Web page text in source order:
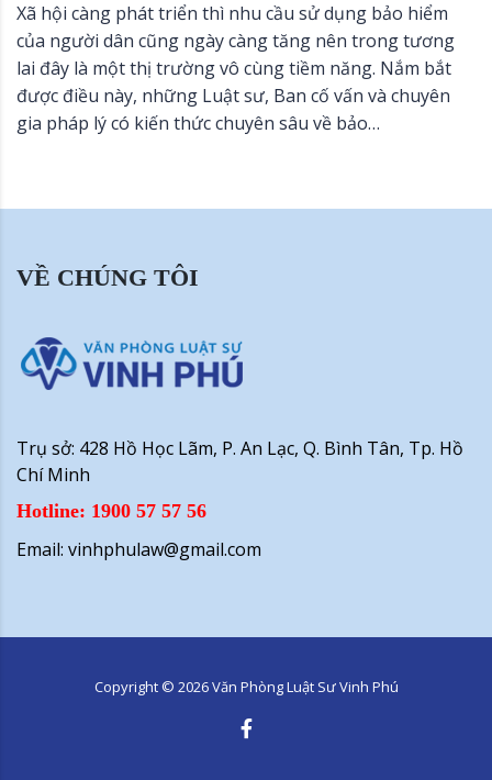
Xã hội càng phát triển thì nhu cầu sử dụng bảo hiểm
của người dân cũng ngày càng tăng nên trong tương
lai đây là một thị trường vô cùng tiềm năng. Nắm bắt
được điều này, những Luật sư, Ban cố vấn và chuyên
gia pháp lý có kiến thức chuyên sâu về bảo…
VỀ CHÚNG TÔI
Trụ sở: 428 Hồ Học Lãm, P. An Lạc, Q. Bình Tân, Tp. Hồ
Chí Minh
Hotline: 1900 57 57 56
Email: vinhphulaw@gmail.com
Copyright © 2026Văn Phòng Luật Sư Vinh Phú